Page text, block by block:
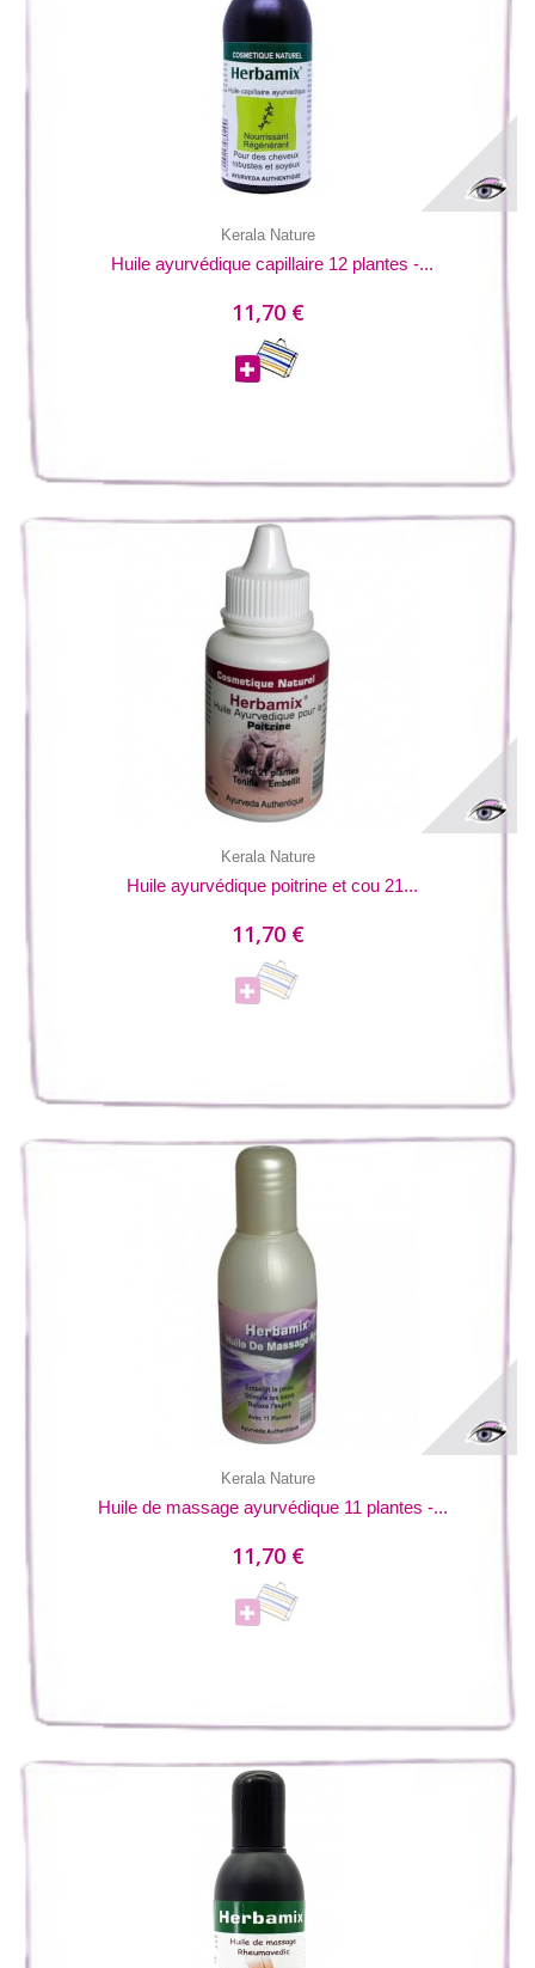
Kerala Nature
Huile ayurvédique capillaire 12 plantes -...
11,70 €
Kerala Nature
Huile ayurvédique poitrine et cou 21...
11,70 €
Kerala Nature
Huile de massage ayurvédique 11 plantes -...
11,70 €